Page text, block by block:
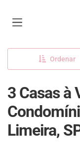
Ordenar
3 Casas à
Limeira,